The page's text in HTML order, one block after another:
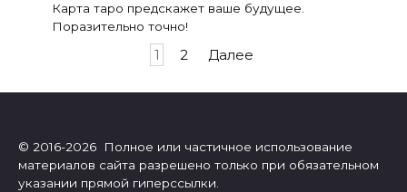
Карта таро предскажет ваше будущее.
Поразительно точно!
1 2 Далее
© 2016-2026 Полное или частичное использование
материалов сайта разрешено только при обязательном
указании прямой гиперссылки.